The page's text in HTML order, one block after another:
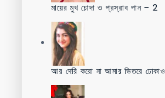
মায়ের মুখ চোদা ও প্রস্রাব পান – 2
আর দেরি করো না আমার ভিতরে ঢোকাও